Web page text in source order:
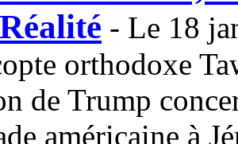
- Le 18
orthodoxe
de Trump
américaine à